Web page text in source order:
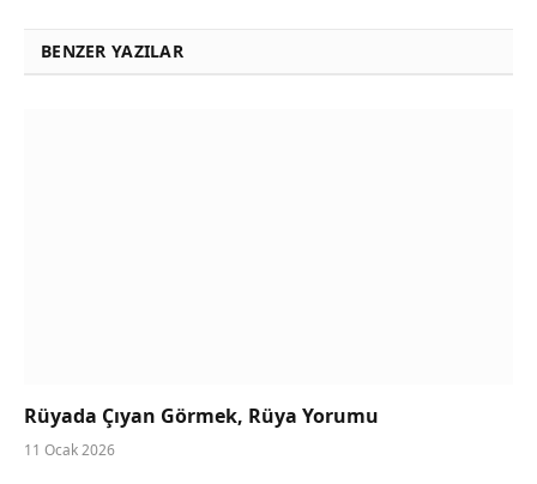
BENZER YAZILAR
Rüyada Çıyan Görmek, Rüya Yorumu
11 Ocak 2026